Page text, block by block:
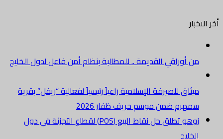
أخر الاخبار
من أوراقي القديمة .. للمطالبة بنظام أمن فاعل لدول الخليج
ميثاق للصيرفة الإسلامية راعياً رئيسياً لفعالية “ريفل” بقرية
سمهرم ضمن موسم خريف ظفار 2026
زوهو تطلق حل نقاط البيع (POS) لقطاع التجزئة في دول
الخليج